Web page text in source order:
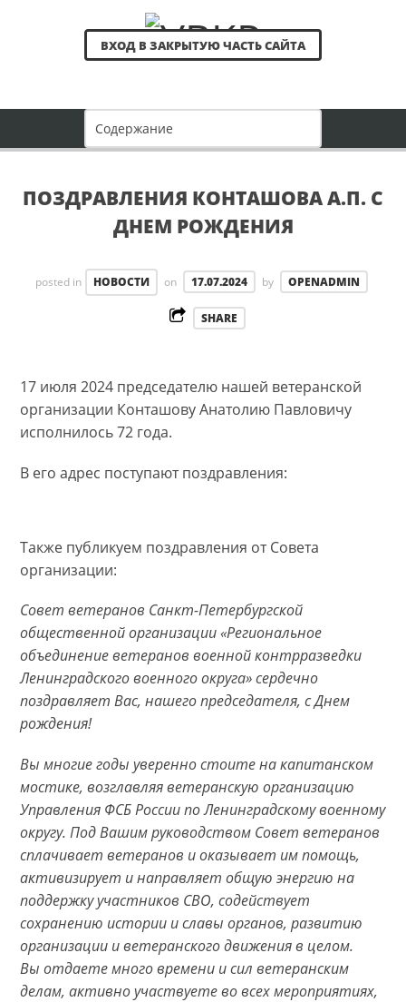
ВХОД В ЗАКРЫТУЮ ЧАСТЬ САЙТА
ПОЗДРАВЛЕНИЯ КОНТАШОВА А.П. С
ДНЕМ РОЖДЕНИЯ
posted in НОВОСТИ on 17.07.2024 by OPENADMIN
SHARE
17 июля 2024 председателю нашей ветеранской
организации Конташову Анатолию Павловичу
исполнилось 72 года.
В его адрес поступают поздравления:
Также публикуем поздравления от Совета
организации:
Совет ветеранов Санкт-Петербургской
общественной организации «Региональное
объединение ветеранов военной контрразведки
Ленинградского военного округа» сердечно
поздравляет Вас, нашего председателя, с Днем
рождения!
Вы многие годы уверенно стоите на капитанском
мостике, возглавляя ветеранскую организацию
Управления ФСБ России по Ленинградскому военному
округу. Под Вашим руководством Совет ветеранов
сплачивает ветеранов и оказывает им помощь,
активизирует и направляет общую энергию на
поддержку участников СВО, содействует
сохранению истории и славы органов, развитию
организации и ветеранского движения в целом.
Вы отдаете много времени и сил ветеранским
делам, активно участвуете во всех мероприятиях,